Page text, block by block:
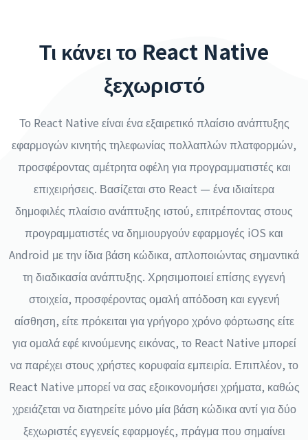
Τι κάνει το React Native
ξεχωριστό
Το React Native είναι ένα εξαιρετικό πλαίσιο ανάπτυξης
εφαρμογών κινητής τηλεφωνίας πολλαπλών πλατφορμών,
προσφέροντας αμέτρητα οφέλη για προγραμματιστές και
επιχειρήσεις. Βασίζεται στο React — ένα ιδιαίτερα
δημοφιλές πλαίσιο ανάπτυξης ιστού, επιτρέποντας στους
προγραμματιστές να δημιουργούν εφαρμογές iOS και
Android με την ίδια βάση κώδικα, απλοποιώντας σημαντικά
τη διαδικασία ανάπτυξης. Χρησιμοποιεί επίσης εγγενή
στοιχεία, προσφέροντας ομαλή απόδοση και εγγενή
αίσθηση, είτε πρόκειται για γρήγορο χρόνο φόρτωσης είτε
για ομαλά εφέ κινούμενης εικόνας, το React Native μπορεί
να παρέχει στους χρήστες κορυφαία εμπειρία. Επιπλέον, το
React Native μπορεί να σας εξοικονομήσει χρήματα, καθώς
χρειάζεται να διατηρείτε μόνο μία βάση κώδικα αντί για δύο
ξεχωριστές εγγενείς εφαρμογές, πράγμα που σημαίνει